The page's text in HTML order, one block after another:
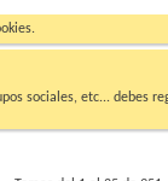
sociales, etc... debes